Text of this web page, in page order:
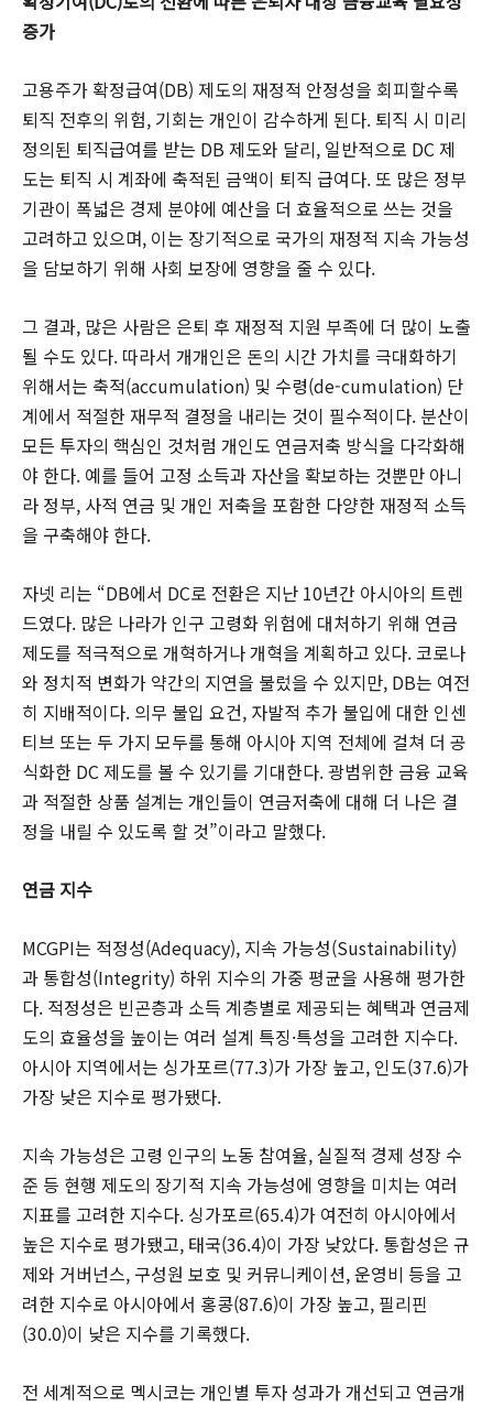
증가
고용주가 확정급여(DB) 제도의 재정적 안정성을 회피할수록
퇴직 전후의 위험, 기회는 개인이 감수하게 된다. 퇴직 시 미리
정의된 퇴직급여를 받는 DB 제도와 달리, 일반적으로 DC 제
도는 퇴직 시 계좌에 축적된 금액이 퇴직 급여다. 또 많은 정부
기관이 폭넓은 경제 분야에 예산을 더 효율적으로 쓰는 것을
고려하고 있으며, 이는 장기적으로 국가의 재정적 지속 가능성
을 담보하기 위해 사회 보장에 영향을 줄 수 있다.
그 결과, 많은 사람은 은퇴 후 재정적 지원 부족에 더 많이 노출
될 수도 있다. 따라서 개개인은 돈의 시간 가치를 극대화하기
위해서는 축적(accumulation) 및 수령(de-cumulation) 단
계에서 적절한 재무적 결정을 내리는 것이 필수적이다. 분산이
모든 투자의 핵심인 것처럼 개인도 연금저축 방식을 다각화해
야 한다. 예를 들어 고정 소득과 자산을 확보하는 것뿐만 아니
라 정부, 사적 연금 및 개인 저축을 포함한 다양한 재정적 소득
을 구축해야 한다.
자넷 리는 “DB에서 DC로 전환은 지난 10년간 아시아의 트렌
드였다. 많은 나라가 인구 고령화 위험에 대처하기 위해 연금
제도를 적극적으로 개혁하거나 개혁을 계획하고 있다. 코로나
와 정치적 변화가 약간의 지연을 불렀을 수 있지만, DB는 여전
히 지배적이다. 의무 불입 요건, 자발적 추가 불입에 대한 인센
티브 또는 두 가지 모두를 통해 아시아 지역 전체에 걸쳐 더 공
식화한 DC 제도를 볼 수 있기를 기대한다. 광범위한 금융 교육
과 적절한 상품 설계는 개인들이 연금저축에 대해 더 나은 결
정을 내릴 수 있도록 할 것”이라고 말했다.
연금 지수
MCGPI는 적정성(Adequacy), 지속 가능성(Sustainability)
과 통합성(Integrity) 하위 지수의 가중 평균을 사용해 평가한
다. 적정성은 빈곤층과 소득 계층별로 제공되는 혜택과 연금제
도의 효율성을 높이는 여러 설계 특징·특성을 고려한 지수다.
아시아 지역에서는 싱가포르(77.3)가 가장 높고, 인도(37.6)가
가장 낮은 지수로 평가됐다.
지속 가능성은 고령 인구의 노동 참여율, 실질적 경제 성장 수
준 등 현행 제도의 장기적 지속 가능성에 영향을 미치는 여러
지표를 고려한 지수다. 싱가포르(65.4)가 여전히 아시아에서
높은 지수로 평가됐고, 태국(36.4)이 가장 낮았다. 통합성은 규
제와 거버넌스, 구성원 보호 및 커뮤니케이션, 운영비 등을 고
려한 지수로 아시아에서 홍콩(87.6)이 가장 높고, 필리핀
(30.0)이 낮은 지수를 기록했다.
전 세계적으로 멕시코는 개인별 투자 성과가 개선되고 연금개